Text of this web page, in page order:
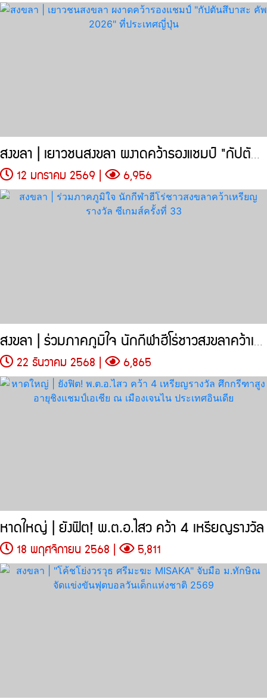
สงขลา | เยาวชนสงขลา ผงาดคว้ารองแชมป์ "กัปตันสึบาสะ คัพ 2026"
12 มกราคม 2569 | 6,956
สงขลา | ร่วมภาคภูมิใจ นักกีฬาฮีโร่ชาวสงขลาคว้าเหรียญรางวัล
22 ธันวาคม 2568 | 6,865
หาดใหญ่ | ยังฟิต! พ.ต.อ.ไสว คว้า 4 เหรียญรางวัล
18 พฤศจิกายน 2568 | 5,811